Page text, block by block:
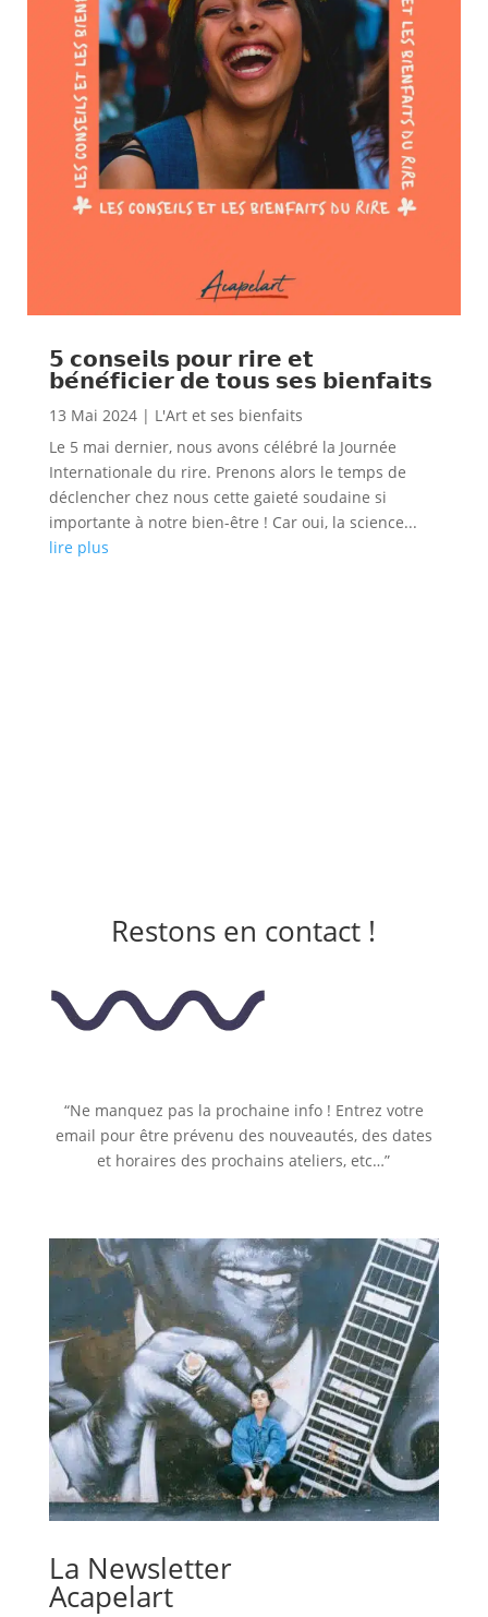
𝟱 𝗰𝗼𝗻𝘀𝗲𝗶𝗹𝘀 𝗽𝗼𝘂𝗿 𝗿𝗶𝗿𝗲 𝗲𝘁
𝗯𝗲́𝗻𝗲́𝗳𝗶𝗰𝗶𝗲𝗿 𝗱𝗲 𝘁𝗼𝘂𝘀 𝘀𝗲𝘀 𝗯𝗶𝗲𝗻𝗳𝗮𝗶𝘁𝘀
13 Mai 2024| L'Art et ses bienfaits
Le 5 mai dernier, nous avons célébré la Journée
Internationale du rire. Prenons alors le temps de
déclencher chez nous cette gaieté soudaine si
importante à notre bien-être ! Car oui, la science...
lire plus
Restons en contact !
“Ne manquez pas la prochaine info ! Entrez votre
email pour être prévenu des nouveautés, des dates
et horaires des prochains ateliers, etc…”
La Newsletter
Acapelart